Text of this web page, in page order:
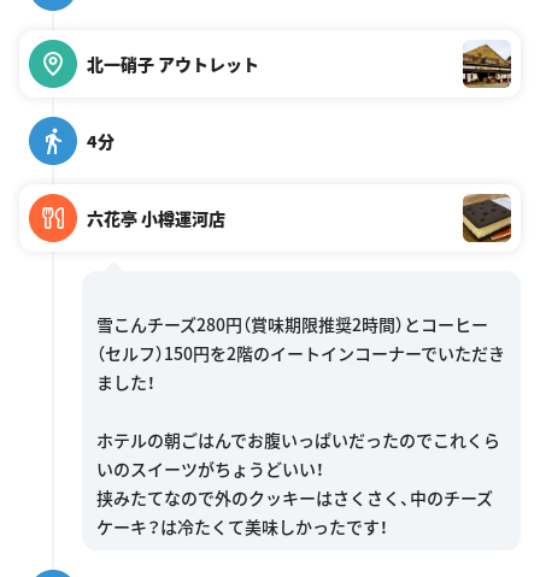
北一硝子 アウトレット
4分
六花亭 小樽運河店
雪こんチーズ280円（賞味期限推奨2時間）とコーヒー
（セルフ）150円を2階のイートインコーナーでいただき
ました！
ホテルの朝ごはんでお腹いっぱいだったのでこれくら
いのスイーツがちょうどいい！
挟みたてなので外のクッキーはさくさく、中のチーズ